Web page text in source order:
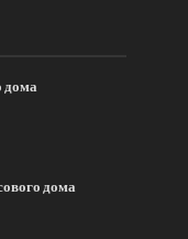
дома
дома